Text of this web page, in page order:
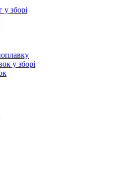
у зборі
у зборі